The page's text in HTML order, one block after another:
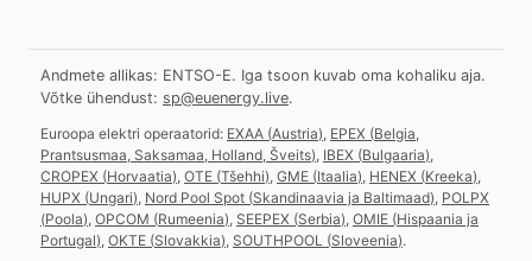
Andmete allikas: ENTSO-E. Iga tsoon kuvab oma kohaliku aja.
Võtke ühendust: sp@euenergy.live.
Euroopa elektri operaatorid: EXAA (Austria) EPEX (Belgia,
Prantsusmaa, Saksamaa, Holland, Šveits) IBEX (Bulgaaria)
CROPEX (Horvaatia) OTE (Tšehhi) GME (Itaalia) HENEX (Kreeka)
HUPX (Ungari) Nord Pool Spot (Skandinaavia ja Baltimaad) POLPX
(Poola) OPCOM (Rumeenia) SEEPEX (Serbia) OMIE (Hispaania ja
Portugal) OKTE (Slovakkia) SOUTHPOOL (Sloveenia).